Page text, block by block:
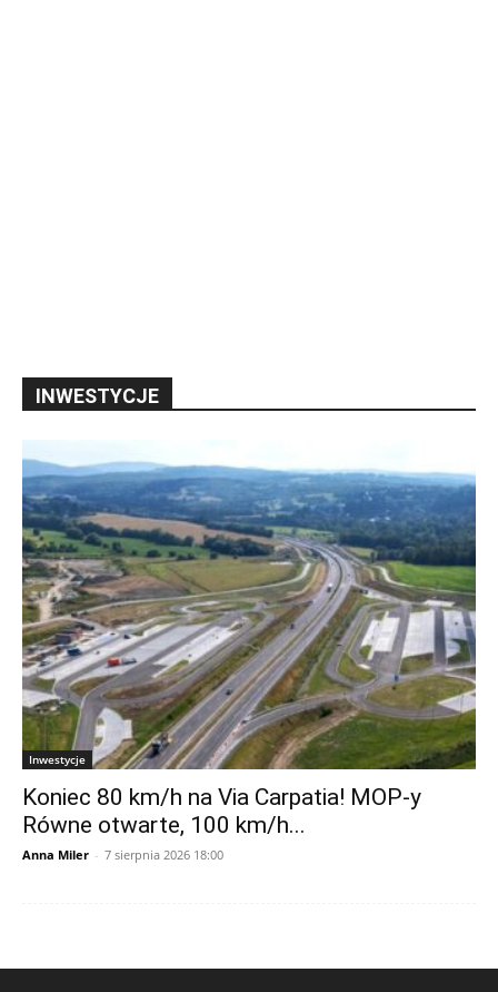
INWESTYCJE
Inwestycje
Koniec 80 km/h na Via Carpatia! MOP-y
Równe otwarte, 100 km/h...
Anna Miler - 7 sierpnia 2026 18:00